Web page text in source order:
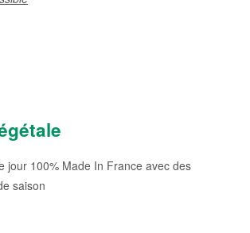
jour 100% Made In France avec des
saison